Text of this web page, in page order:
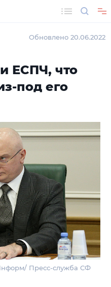
Обновлено 20.06.2022
ЕСПЧ, что
под его
Пресс-служба СФ